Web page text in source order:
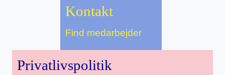
Kon­takt
Find medarbejder
Pri­vat­livs­politik